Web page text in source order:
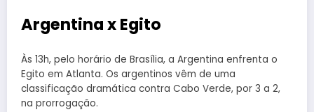
Argentina x Egito
Às 13h, pelo horário de Brasília, a Argentina enfrenta o
Egito em Atlanta. Os argentinos vêm de uma
classificação dramática contra Cabo Verde, por 3 a 2,
na prorrogação.